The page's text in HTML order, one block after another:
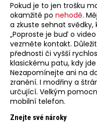
Pokud je to jen trošku
okamžitě po nehodě.
a zkuste sehnat svědky,
„Poproste je buď o
vezměte kontakt.
přednosti či vyšší
klasickému patu, kdy
Nezapomínejte ani na
zranění. I modřiny a
určující. Velkým
mobilní telefon.
Znejte své nároky